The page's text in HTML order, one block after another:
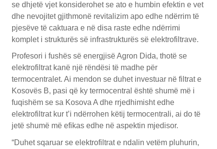
se dhjetë vjet konsiderohet se ato e humbin efektin e vet
dhe nevojitet gjithmonë revitalizim apo edhe ndërrim të
pjesëve të caktuara e në disa raste edhe ndërrimi
komplet i strukturës së infrastrukturës së elektrofiltrave.
Profesori i fushës së energjisë Agron Dida, thotë se
elektrofiltrat kanë një rëndësi të madhe për
termocentralet. Ai mendon se duhet investuar në filtrat e
Kosovës B, pasi që ky termocentral është shumë më i
fuqishëm se sa Kosova A dhe rrjedhimisht edhe
elektrofiltrat kur t’i ndërrohen këtij termocentrali, ai do të
jetë shumë më efikas edhe në aspektin mjedisor.
“Duhet sqaruar se elektrofiltrat e ndalin vetëm pluhurin,